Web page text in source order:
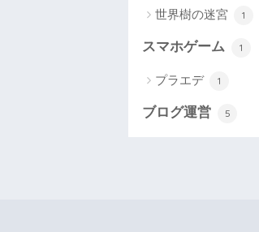
世界樹の迷宮 1
スマホゲーム 1
プラエデ 1
ブログ運営 5